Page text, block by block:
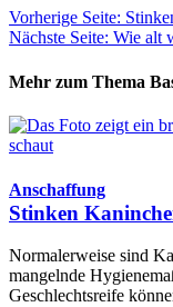
Vorherige Seite:
Nächste Seite: Wie alt
Mehr zum Thema
Anschaffung
Stinken
Normalerweise sind
mangelnde
Geschlechtsreife